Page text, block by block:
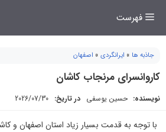
فهرست
جاذبه ها » ایرانگردی » اصفهان
کاروانسرای مرنجاب کاشان
نویسنده: حسین یوسفی در تاریخ: 2026/07/30
با توجه به قدمت بسیار زیاد استان اصفهان